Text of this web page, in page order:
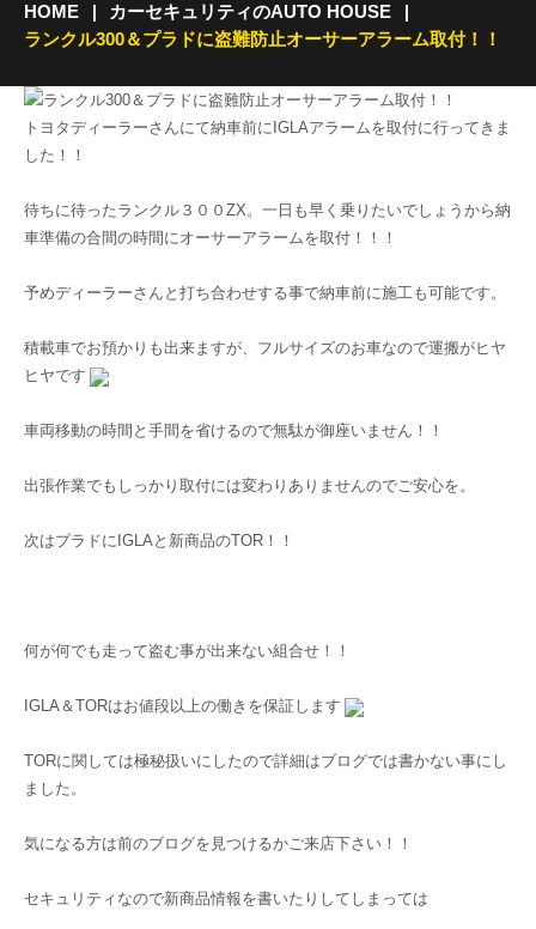
HOME
カーセキュリティのAUTO HOUSE
ランクル300＆プラドに盗難防止オーサーアラーム取付！！
トヨタディーラーさんにて納車前にIGLAアラームを取付に行ってきま
した！！
待ちに待ったランクル３００ZX。一日も早く乗りたいでしょうから納
車準備の合間の時間にオーサーアラームを取付！！！
予めディーラーさんと打ち合わせする事で納車前に施工も可能です。
積載車でお預かりも出来ますが、フルサイズのお車なので運搬がヒヤ
ヒヤです
車両移動の時間と手間を省けるので無駄が御座いません！！
出張作業でもしっかり取付には変わりありませんのでご安心を。
次はプラドにIGLAと新商品のTOR！！
何が何でも走って盗む事が出来ない組合せ！！
IGLA＆TORはお値段以上の働きを保証します
TORに関しては極秘扱いにしたので詳細はブログでは書かない事にし
ました。
気になる方は前のブログを見つけるかご来店下さい！！
セキュリティなので新商品情報を書いたりしてしまっては